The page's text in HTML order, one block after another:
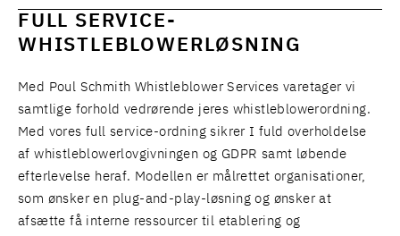
FULL SERVICE-
WHISTLEBLOWERLØSNING
Med Poul Schmith Whistleblower Services varetager vi
samtlige forhold vedrørende jeres whistleblowerordning.
Med vores full service-ordning sikrer I fuld overholdelse
af whistleblowerlovgivningen og GDPR samt løbende
efterlevelse heraf. Modellen er målrettet organisationer,
som ønsker en plug-and-play-løsning og ønsker at
afsætte få interne ressourcer til etablering og